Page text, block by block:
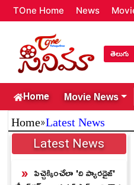
TOne Home News
తెలుగు
Home Movie News
Home»Latest News
Latest News
పిచ్చెక్కించేలా 'ది ప్యారడైజ్'